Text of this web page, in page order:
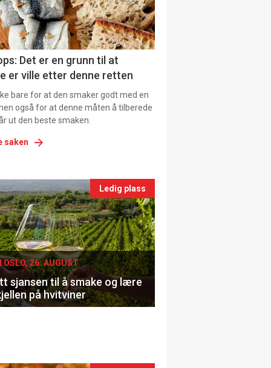
Det er en grunn til at
er ville etter denne retten
bare for at den smaker godt med en
også for at denne måten å tilberede
ut den beste smaken.
saken
Ledig plass
OSLO, 26. AUGUST
sjansen til å smake og lære
på hvitviner